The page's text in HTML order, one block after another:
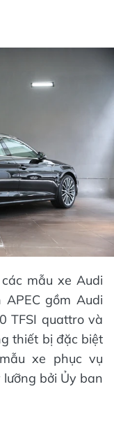
mẫu xe Audi
gồm Audi
TFSI quattro và
thiết bị đặc biệt
xe phục vụ
bởi Ủy ban